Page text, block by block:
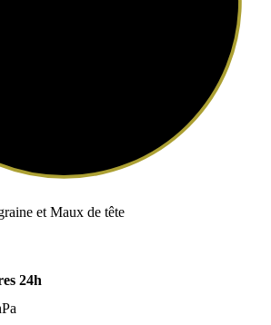
et Maux de tête
24h